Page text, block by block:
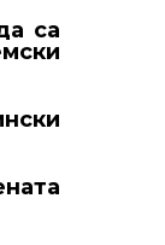
са